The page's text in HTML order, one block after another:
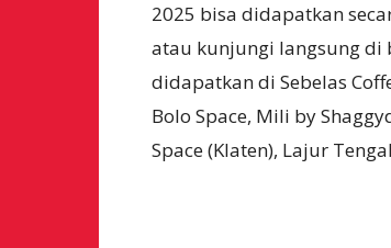
2025 bisa didapatkan
atau kunjungi langsung di
didapatkan di Sebelas
Bolo Space, Mili by
Space (Klaten), Lajur